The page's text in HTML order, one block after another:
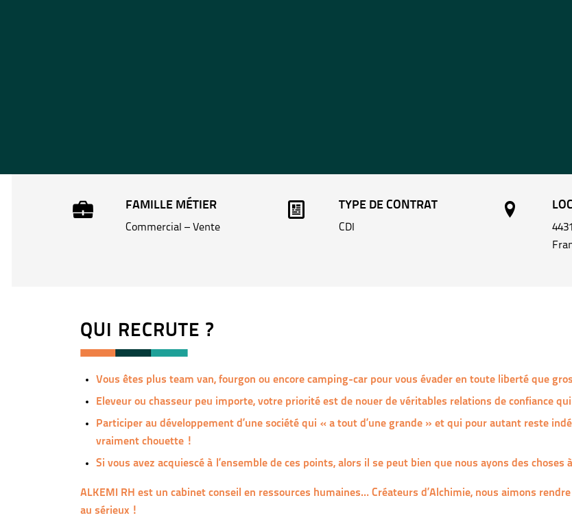
FAMILLE MÉTIER
Commercial – Vente
TYPE DE CONTRAT
CDI
QUI RECRUTE ?
Vous êtes plus team van, fourgon ou encore camping-car pour vous évader en toute liberté que
Eleveur ou chasseur peu importe, votre priorité est de nouer de véritables relations de confiance
Participer au développement d’une société qui « a tout d’une grande » et qui pour autant reste
vraiment chouette !
Si vous avez acquiescé à l’ensemble de ces points, alors il se peut bien que nous ayons des
ALKEMI RH est un cabinet conseil en ressources humaines… Créateurs d’Alchimie, nous aimons
au sérieux !